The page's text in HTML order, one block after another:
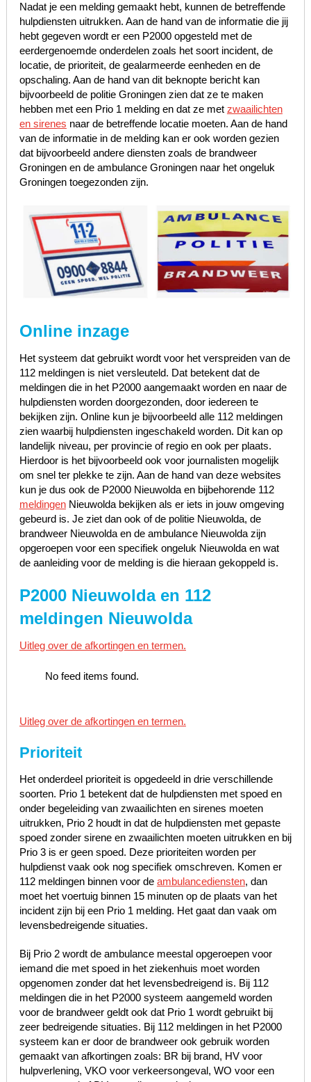
Nadat je een melding gemaakt hebt, kunnen de betreffende
hulpdiensten uitrukken. Aan de hand van de informatie die jij
hebt gegeven wordt er een P2000 opgesteld met de
eerdergenoemde onderdelen zoals het soort incident, de
locatie, de prioriteit, de gealarmeerde eenheden en de
opschaling. Aan de hand van dit beknopte bericht kan
bijvoorbeeld de politie Groningen zien dat ze te maken
hebben met een Prio 1 melding en dat ze met zwaailichten
en sirenes naar de betreffende locatie moeten. Aan de hand
van de informatie in de melding kan er ook worden gezien
dat bijvoorbeeld andere diensten zoals de brandweer
Groningen en de ambulance Groningen naar het ongeluk
Groningen toegezonden zijn.
Online inzage
Het systeem dat gebruikt wordt voor het verspreiden van de
112 meldingen is niet versleuteld. Dat betekent dat de
meldingen die in het P2000 aangemaakt worden en naar de
hulpdiensten worden doorgezonden, door iedereen te
bekijken zijn. Online kun je bijvoorbeeld alle 112 meldingen
zien waarbij hulpdiensten ingeschakeld worden. Dit kan op
landelijk niveau, per provincie of regio en ook per plaats.
Hierdoor is het bijvoorbeeld ook voor journalisten mogelijk
om snel ter plekke te zijn. Aan de hand van deze websites
kun je dus ook de P2000 Nieuwolda en bijbehorende 112
meldingenNieuwolda bekijken als er iets in jouw omgeving
gebeurd is. Je ziet dan ook of de politie Nieuwolda, de
brandweer Nieuwolda en de ambulance Nieuwolda zijn
opgeroepen voor een specifiek ongeluk Nieuwolda en wat
de aanleiding voor de melding is die hieraan gekoppeld is.
P2000 Nieuwolda en 112
meldingen Nieuwolda
Uitleg over de afkortingen en termen.
No feed items found.
Uitleg over de afkortingen en termen.
Prioriteit
Het onderdeel prioriteit is opgedeeld in drie verschillende
soorten. Prio 1 betekent dat de hulpdiensten met spoed en
onder begeleiding van zwaailichten en sirenes moeten
uitrukken, Prio 2 houdt in dat de hulpdiensten met gepaste
spoed zonder sirene en zwaailichten moeten uitrukken en bij
Prio 3 is er geen spoed. Deze prioriteiten worden per
hulpdienst vaak ook nog specifiek omschreven. Komen er
112 meldingen binnen voor de ambulancediensten, dan
moet het voertuig binnen 15 minuten op de plaats van het
incident zijn bij een Prio 1 melding. Het gaat dan vaak om
levensbedreigende situaties.
Bij Prio 2 wordt de ambulance meestal opgeroepen voor
iemand die met spoed in het ziekenhuis moet worden
opgenomen zonder dat het levensbedreigend is. Bij 112
meldingen die in het P2000 systeem aangemeld worden
voor de brandweer geldt ook dat Prio 1 wordt gebruikt bij
zeer bedreigende situaties. Bij 112 meldingen in het P2000
systeem kan er door de brandweer ook gebruik worden
gemaakt van afkortingen zoals: BR bij brand, HV voor
hulpverlening, VKO voor verkeersongeval, WO voor een